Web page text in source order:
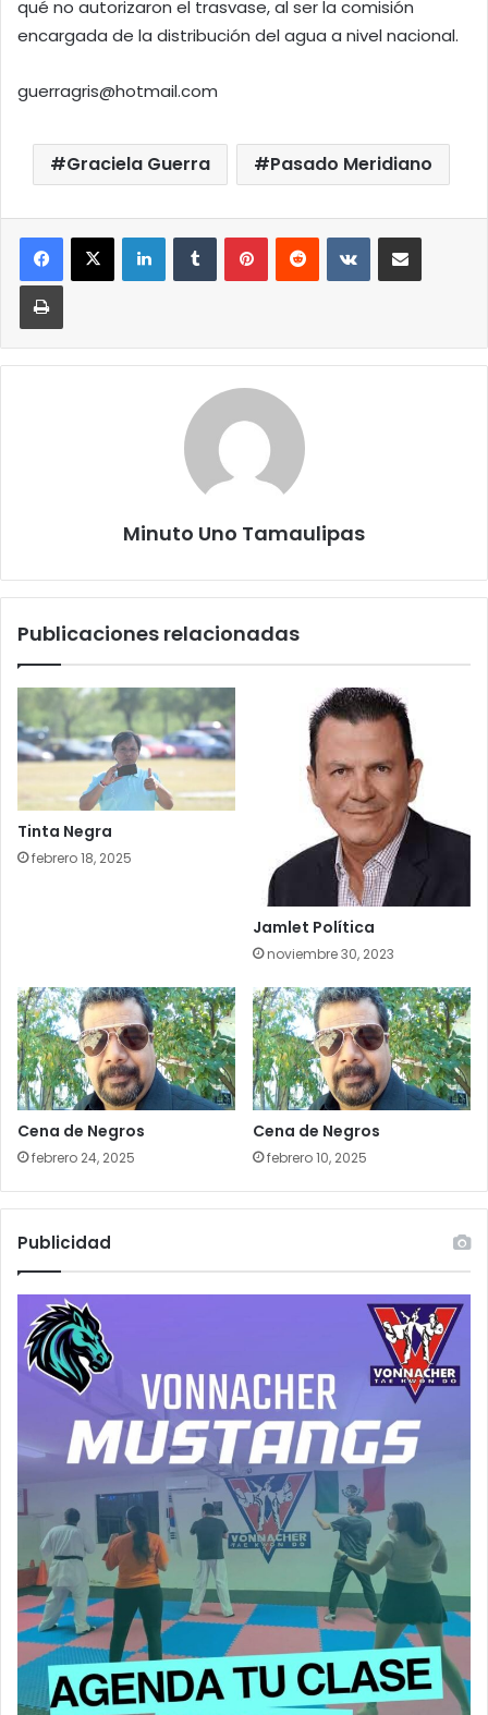
qué no autorizaron el trasvase, al ser la comisión
encargada de la distribución del agua a nivel nacional.
guerragris@hotmail.com
Graciela Guerra Pasado Meridiano
LinkedInTumblrPinterestReddit VKontakteCompartir por correo
Imprimir
Minuto Uno Tamaulipas
Publicaciones relacionadas
Tinta Negra
febrero 18, 2025
Jamlet Política
noviembre 30, 2023
Cena de Negros
febrero 24, 2025
Cena de Negros
febrero 10, 2025
Publicidad